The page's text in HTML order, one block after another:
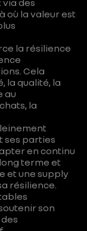
via des
où la valeur est
la résilience
Cela
la qualité, la
au
la
ses parties
en continu
terme et
et une supply
résilience.
son
ust
-
re
ad
mo